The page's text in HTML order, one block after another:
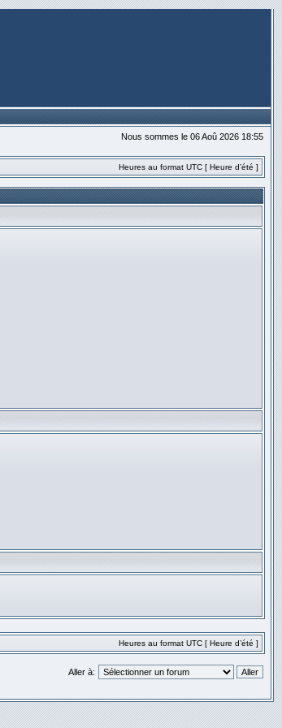
Nous sommes le 06 Aoû 2026 18:55
Heures au format UTC [ Heure d’été ]
Heures au format UTC [ Heure d’été ]
Aller à: